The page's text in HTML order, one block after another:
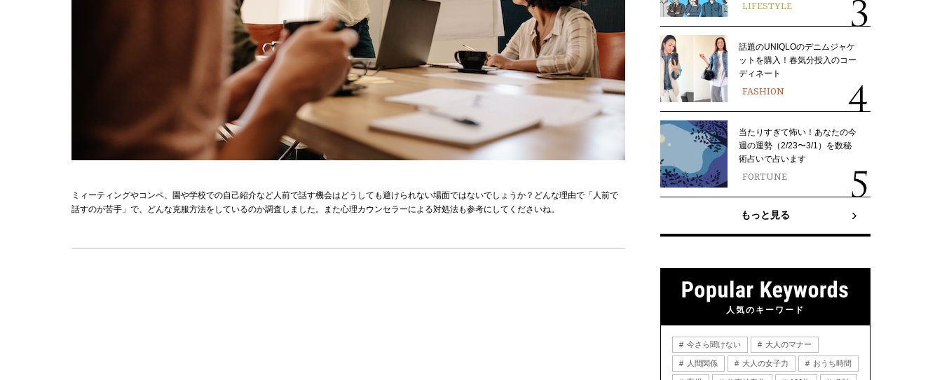
ミィーティングやコンペ、園や学校での自己紹介など人前で話す機会はどうしても避けられない場面ではないでしょうか？どんな理由で「人前で
話すのが苦手」で、どんな克服方法をしているのか調査しました。また心理カウンセラーによる対処法も参考にしてくださいね。
LIFESTYLE
話題のUNIQLOのデニムジャケ
ットを購入！春気分投入のコー
ディネート
FASHION
当たりすぎて怖い！あなたの今
週の運勢（2/23〜3/1）を数秘
術占いで占います
FORTUNE
もっと見る
人気のキーワード
今さら聞けない 大人のマナー
人間関係 大人の女子力 おうち時間